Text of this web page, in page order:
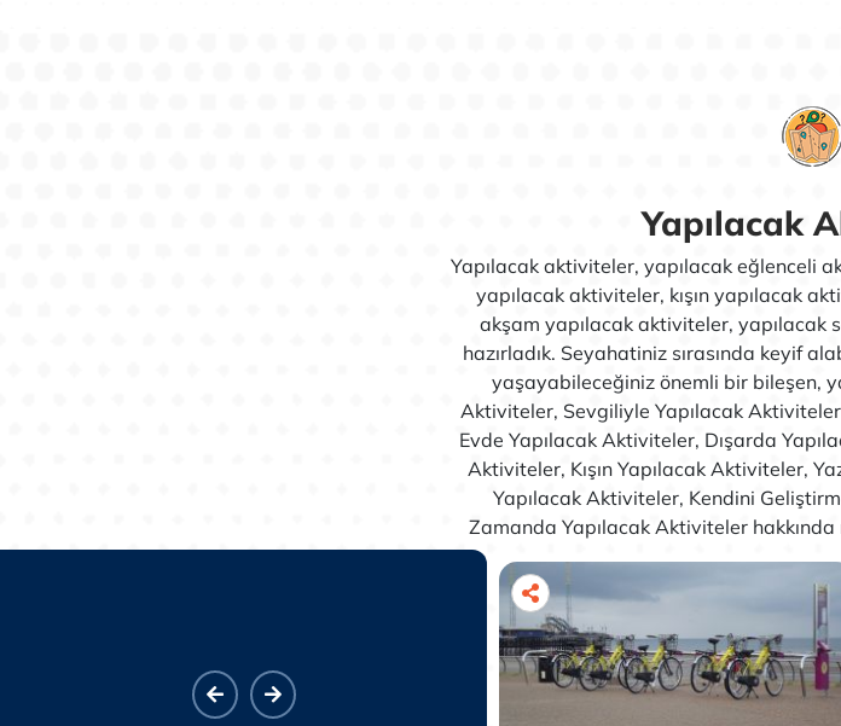
Yapılacak
Yapılacak aktiviteler, yapılacak eğlenceli
yapılacak aktiviteler, kışın yapılacak
akşam yapılacak aktiviteler, yapılacak
hazırladık. Seyahatiniz sırasında keyif
yaşayabileceğiniz önemli bir bileşen,
Aktiviteler, Sevgiliyle Yapılacak
Evde Yapılacak Aktiviteler, Dışarda
Aktiviteler, Kışın Yapılacak Aktiviteler,
Yapılacak Aktiviteler, Kendini
Zamanda Yapılacak Aktiviteler